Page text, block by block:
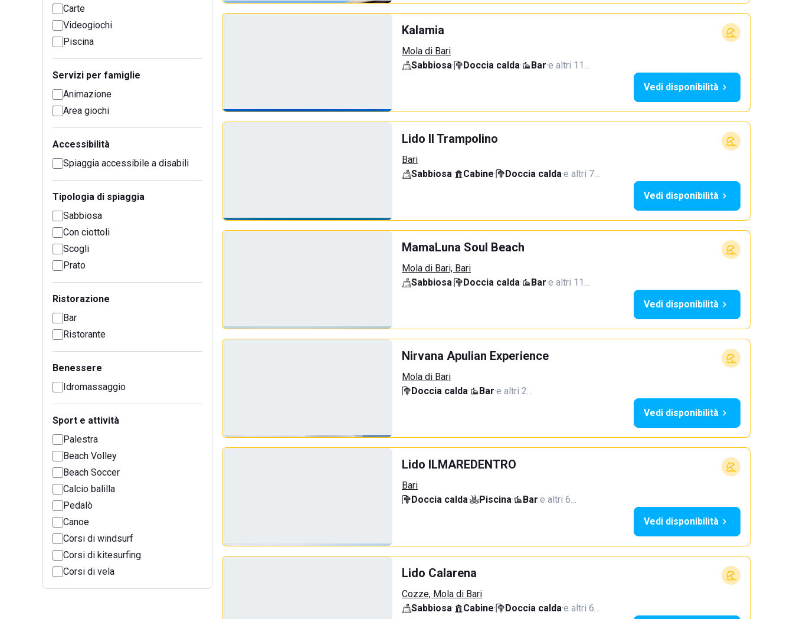
Carte
Videogiochi
Piscina
Servizi per famiglie
Animazione
Area giochi
Accessibilità
Spiaggia accessibile a disabili
Tipologia di spiaggia
Sabbiosa
Con ciottoli
Scogli
Prato
Ristorazione
Bar
Ristorante
Benessere
Idromassaggio
Sport e attività
Palestra
Beach Volley
Beach Soccer
Calcio balilla
Pedalò
Canoe
Corsi di windsurf
Corsi di kitesurfing
Corsi di vela
Kalamia
Mola di Bari
Sabbiosa· Doccia calda· Bar·e altri 11…
Vedi disponibilità
Lido Il Trampolino
Bari
Sabbiosa· Cabine· Doccia calda·e altri 7…
Vedi disponibilità
MamaLuna Soul Beach
Mola di Bari, Bari
Sabbiosa· Doccia calda· Bar·e altri 11…
Vedi disponibilità
Nirvana Apulian Experience
Mola di Bari
Doccia calda· Bar·e altri 2…
Vedi disponibilità
Lido ILMAREDENTRO
Bari
Doccia calda· Piscina· Bar·e altri 6…
Vedi disponibilità
Lido Calarena
Cozze, Mola di Bari
Sabbiosa· Cabine· Doccia calda·e altri 6…